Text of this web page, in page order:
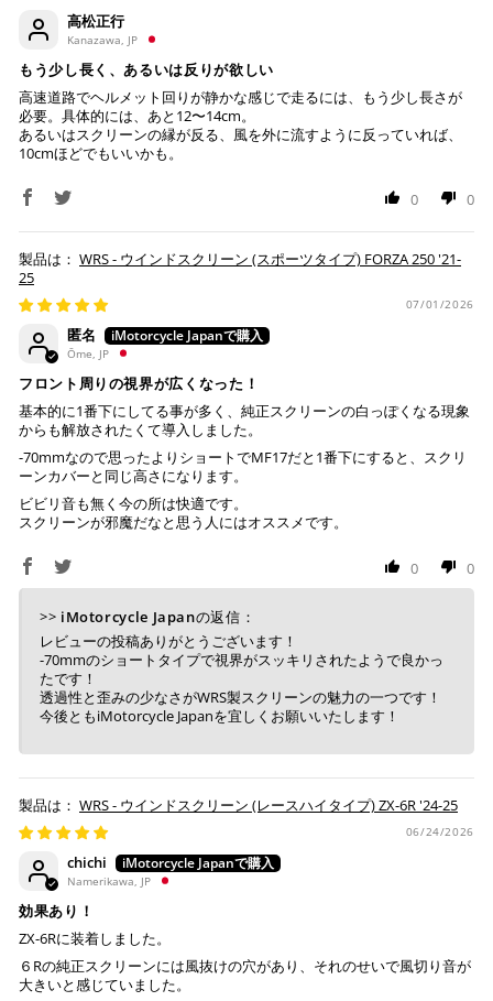
が完了します。
必要です。
コンビニ決済(事前決済)
上記コンビニでお支払い頂けます。
店内端末にて操作後、レジにてお支払いください。
※ 支払期限はご注文日より7日以内とさせて頂いてお
り、万が一過ぎてしまった場合は自動でご注文はキャン
セルとなります。
※ 税込300,000円以上のお買い物の際にはご利用頂けま
せん。
※ お支払いは現金のみとなります。
銀行振込(事前決済)
ご注文時に情報をお知らせ致しますので、指定の口座に
お振り込みください。
入金確認が取れ次第、商品を手配させて頂きます。
※ お支払期限はご注文日より7日以内とさせて頂いてお
り、万が一過ぎてしまった場合はご注文をキャンセルさ
せて頂きます。
※ 振込手数料はご負担ください。
高松正行
Kanazawa, JP
もう少し長く、あるいは反りが欲しい
高速道路でヘルメット回りが静かな感じで走るには、もう少し長さが
必要。具体的には、あと12〜14cm。
あるいはスクリーンの縁が反る、風を外に流すように反っていれば、
10cmほどでもいいかも。
0 0
WRS - ウインドスクリーン (スポーツタイプ) FORZA 250 '21-
25
07/01/2026
匿名
Ōme, JP
フロント周りの視界が広くなった！
基本的に1番下にしてる事が多く、純正スクリーンの白っぽくなる現象
からも解放されたくて導入しました。
-70mmなので思ったよりショートでMF17だと1番下にすると、スクリ
ーンカバーと同じ高さになります。
ビビリ音も無く今の所は快適です。
スクリーンが邪魔だなと思う人にはオススメです。
0 0
>> iMotorcycle Japanの返信：
レビューの投稿ありがとうございます！
-70mmのショートタイプで視界がスッキリされたようで良かっ
たです！
透過性と歪みの少なさがWRS製スクリーンの魅力の一つです！
今後ともiMotorcycle Japanを宜しくお願いいたします！
WRS - ウインドスクリーン (レースハイタイプ) ZX-6R '24-25
06/24/2026
chichi
Namerikawa, JP
効果あり！
ZX-6Rに装着しました。
６Rの純正スクリーンには風抜けの穴があり、それのせいで風切り音が
大きいと感じていました。